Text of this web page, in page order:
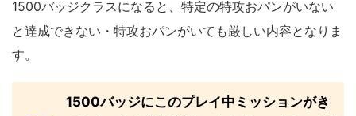
1500バッジクラスになると、特定の特攻おパンがいない
と達成できない・ 特攻おパンがいても厳しい内容となりま
す。
1500バッジにこのプレイ中ミッションがき